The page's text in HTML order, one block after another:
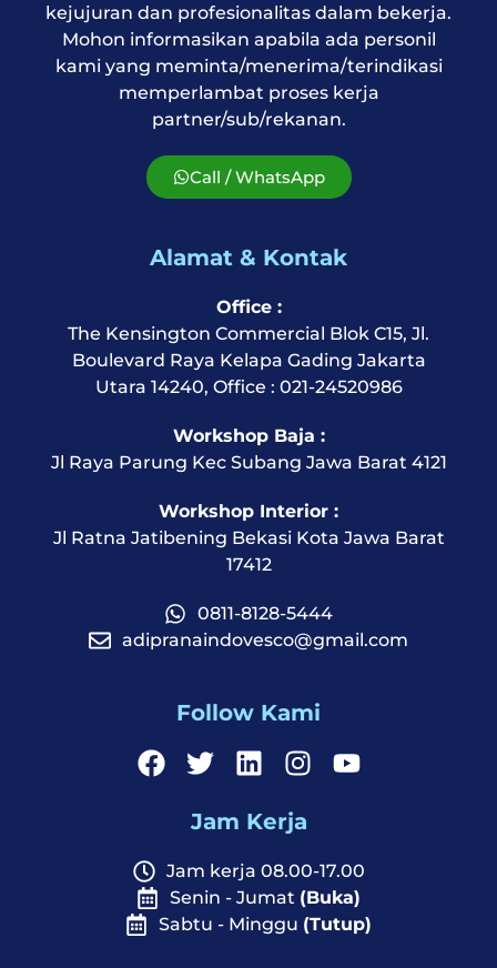
kejujuran dan profesionalitas dalam bekerja.
Mohon informasikan apabila ada personil
kami yang meminta/menerima/terindikasi
memperlambat proses kerja
partner/sub/rekanan.
Call / WhatsApp
Alamat & Kontak
Office :
The Kensington Commercial Blok C15, Jl.
Boulevard Raya Kelapa Gading Jakarta
Utara 14240, Office : 021-24520986
Workshop Baja :
Jl Raya Parung Kec Subang Jawa Barat 4121
Workshop Interior :
Jl Ratna Jatibening Bekasi Kota Jawa Barat
17412
0811-8128-5444
adipranaindovesco@gmail.com
Follow Kami
Jam Kerja
Jam kerja 08.00-17.00
Senin - Jumat (Buka)
Sabtu - Minggu (Tutup)